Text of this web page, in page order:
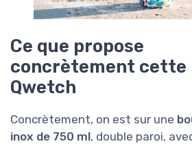
Ce que propose
concrètement cette
Qwetch
Concrètement, on est sur une
inox de 750 ml, double paroi,